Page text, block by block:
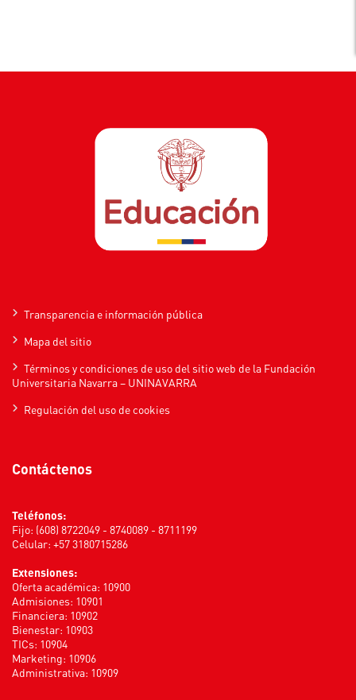
Transparencia e información pública
Mapa del sitio
Términos y condiciones de uso del sitio web de la Fundación
Universitaria Navarra – UNINAVARRA
Regulación del uso de cookies
Contáctenos
Teléfonos:
Fijo: (608) 8722049 - 8740089 - 8711199
Celular: +57 3180715286
Extensiones:
Oferta académica: 10900
Admisiones: 10901
Financiera: 10902
Bienestar: 10903
TICs: 10904
Marketing: 10906
Administrativa: 10909